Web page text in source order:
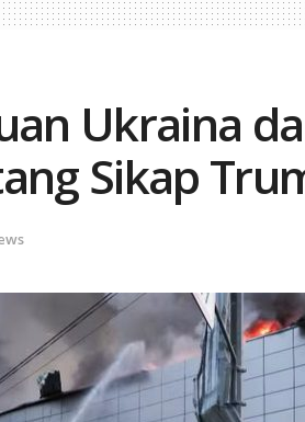
Ukraina
Sikap